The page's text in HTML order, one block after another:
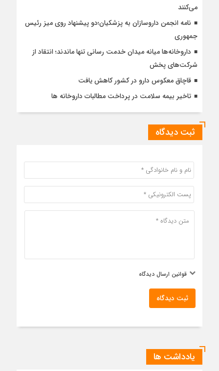
می‌کنند
نامه انجمن داروسازان به پزشکیان؛دو پیشنهاد روی میز رئیس
جمهوری
داروخانه‌ها میانه میدان خدمت رسانی تنها ماندند؛ انتقاد از
شرکت‌های پخش
قاچاق معکوس دارو در کشور کاهش یافت
تاخیر بیمه سلامت در پرداخت مطالبات داروخانه ها
ثبت دیدگاه
قوانین ارسال دیدگاه
ثبت دیدگاه
یادداشت ها